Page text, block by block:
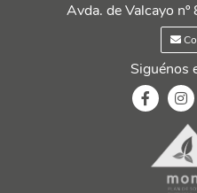
Avda. de Valcayo
Siguénos